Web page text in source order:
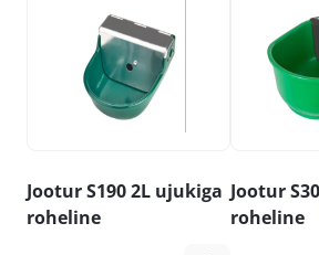
Jootur S190 2L ujukiga
roheline
Jootur
roheline